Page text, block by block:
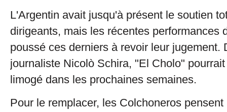
L'Argentin avait jusqu'à présent le soutien
dirigeants, mais les récentes performances
poussé ces derniers à revoir leur jugement.
journaliste Nicolò Schira, "El Cholo"
limogé dans les prochaines semaines.
Pour le remplacer, les Colchoneros